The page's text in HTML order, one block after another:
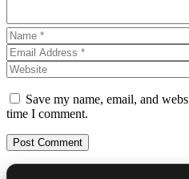
Save my name, email, and
time I comment.